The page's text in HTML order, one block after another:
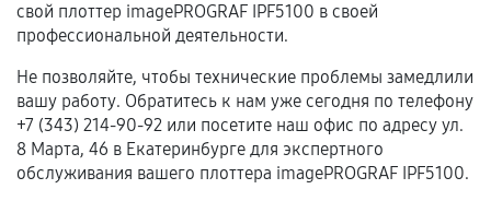
свой плоттер imagePROGRAF IPF5100 в своей
профессиональной деятельности.
Не позволяйте, чтобы технические проблемы замедлили
вашу работу. Обратитесь к нам уже сегодня по телефону
+7 (343) 214-90-92 или посетите наш офис по адресу ул.
8 Марта, 46 в Екатеринбурге для экспертного
обслуживания вашего плоттера imagePROGRAF IPF5100.